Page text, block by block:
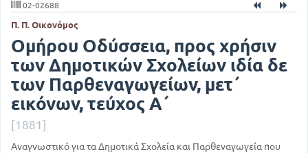
02-02688
Π. Π. Οικονόμος
Ομήρου Οδύσσεια, προς χρήσιν
των Δημοτικών Σχολείων ιδία δε
των Παρθεναγωγείων, μετ΄
εικόνων, τεύχος Α΄
[1881]
Αναγνωστικό για τα Δημοτικά Σχολεία και Παρθεναγωγεία που